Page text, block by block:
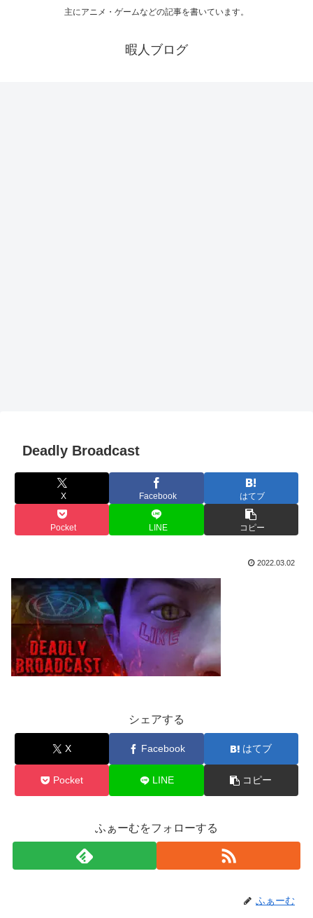
主にアニメ・ゲームなどの記事を書いています。
暇人ブログ
Deadly Broadcast
X Facebook はてブ
Pocket LINE コピー
2022.03.02
シェアする
X Facebook はてブ
Pocket LINE コピー
ふぁーむをフォローする
ふぁーむ